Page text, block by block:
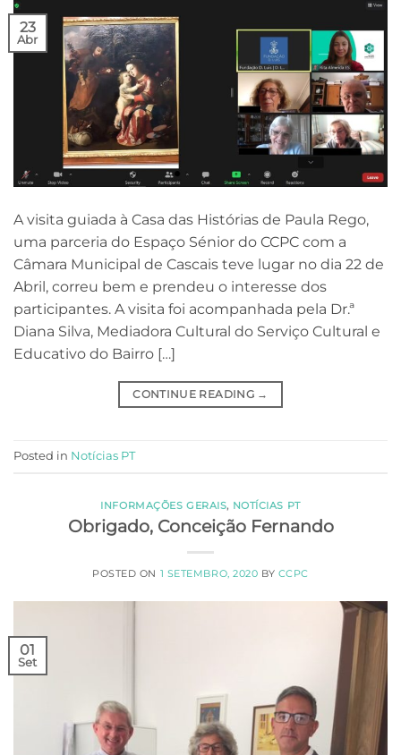
23
Abr
A visita guiada à Casa das Histórias de Paula Rego,
uma parceria do Espaço Sénior do CCPC com a
Câmara Municipal de Cascais teve lugar no dia 22 de
Abril, correu bem e prendeu o interesse dos
participantes. A visita foi acompanhada pela Dr.ª
Diana Silva, Mediadora Cultural do Serviço Cultural e
Educativo do Bairro […]
CONTINUE READING →
Posted in Notícias PT
INFORMAÇÕES GERAIS, NOTÍCIAS PT
Obrigado, Conceição Fernando
POSTED ON 1 SETEMBRO, 2020 BY CCPC
01
Set